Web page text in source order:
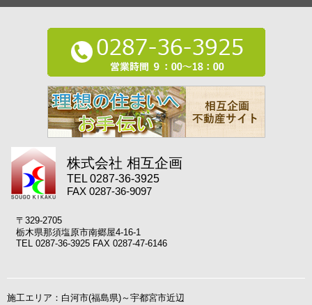
株式会社 相互企画
TEL 0287-36-3925
FAX 0287-36-9097
〒329-2705
栃木県那須塩原市南郷屋4-16-1
TEL 0287-36-3925 FAX 0287-47-6146
施工エリア：白河市(福島県)～宇都宮市近辺